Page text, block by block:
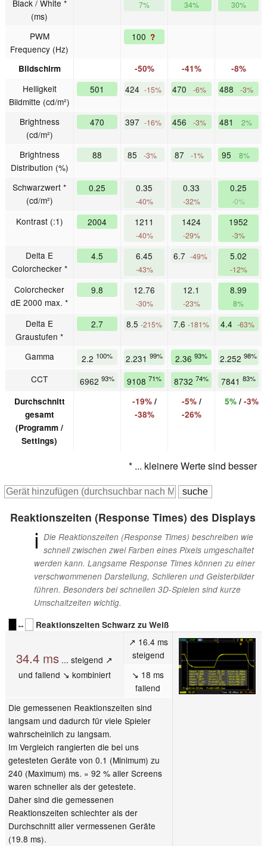
Black / White *
(ms)
7% 34% 30%
PWM
Frequency (Hz)
100 ?
Bildschirm -50% -41% -8%
Helligkeit
Bildmitte (cd/m²)
501 424 -15% 470 -6% 488 -3%
Brightness
(cd/m²)
470 397 -16% 456 -3% 481 2%
Brightness
Distribution (%)
88 85 -3% 87 -1% 95 8%
Schwarzwert *
(cd/m²)
0.25 0.35
-40%
0.33
-32%
0.25
-0%
Kontrast (:1) 2004 1211
-40%
1424
-29%
1952
-3%
Delta E
Colorchecker *
4.5 6.45
-43%
6.7 -49% 5.02
-12%
Colorchecker
dE 2000 max. *
9.8 12.76
-30%
12.1
-23%
8.99
8%
Delta E
Graustufen *
2.7 8.5 -215% 7.6 -181% 4.4 -63%
Gamma 2.2 100% 2.231 99% 2.36 93% 2.252 98%
CCT 6962 93% 9108 71% 8732 74% 7841 83%
Durchschnitt
gesamt
(Programm /
Settings)
-19%/
-38%
-5%/
-26%
5%/ -3%
* ... kleinere Werte sind besser
Reaktionszeiten (Response Times) des Displays
ℹ Die Reaktionszeiten (Response Times) beschreiben wie
schnell zwischen zwei Farben eines Pixels umgeschaltet
werden kann. Langsame Response Times können zu einer
verschwommenen Darstellung, Schlieren und Geisterbilder
führen. Besonders bei schnellen 3D-Spielen sind kurze
Umschaltzeiten wichtig.
↔
Reaktionszeiten Schwarz zu Weiß
34.4 ms ... steigend ↗
und fallend ↘ kombiniert
↗ 16.4 ms
steigend
↘ 18 ms
fallend
Die gemessenen Reaktionszeiten sind
langsam und dadurch für viele Spieler
wahrscheinlich zu langsam.
Im Vergleich rangierten die bei uns
getesteten Geräte von 0.1 (Minimum) zu
240 (Maximum) ms. » 92 % aller Screens
waren schneller als der getestete.
Daher sind die gemessenen
Reaktionszeiten schlechter als der
Durchschnitt aller vermessenen Geräte
(19.8 ms).